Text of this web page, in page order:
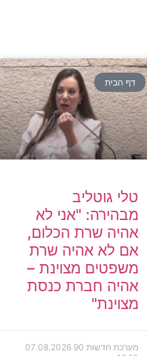
דף הבית
טלי גוטליב
מבהירה: "אני לא
אהיה שרת הכלום,
אם לא אהיה שרת
משפטים מצוינת –
אהיה חברת כנסת
מצוינת"
מערכת חדשות 90
07.08.2026